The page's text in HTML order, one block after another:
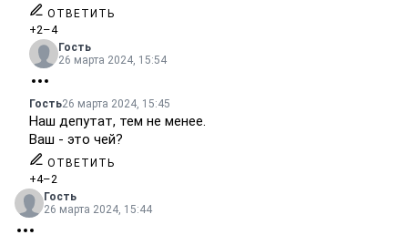
ОТВЕТИТЬ
+2–4
Гость
26 марта 2024, 15:54
Гость26 марта 2024, 15:45
Наш депутат, тем не менее.
Ваш - это чей?
ОТВЕТИТЬ
+4–2
Гость
26 марта 2024, 15:44